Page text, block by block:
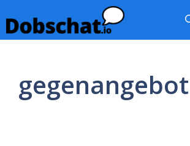
Inhalt
springen
gegenangebot